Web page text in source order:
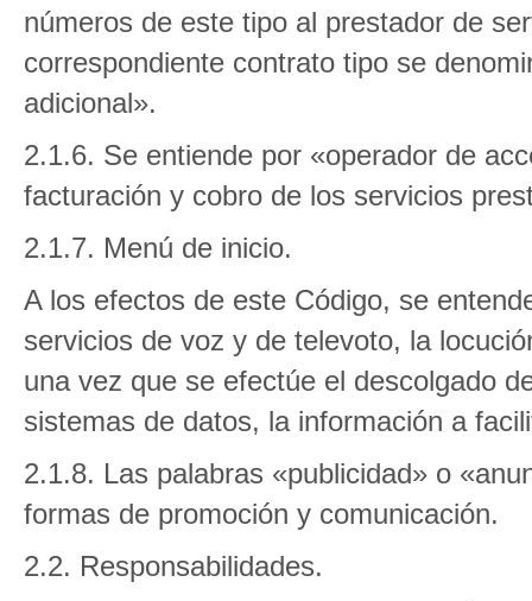
números de este tipo al prestador de
correspondiente contrato tipo se
adicional».
2.1.6. Se entiende por «operador de
facturación y cobro de los servicios
2.1.7. Menú de inicio.
A los efectos de este Código, se
servicios de voz y de televoto, la
una vez que se efectúe el descolgado
sistemas de datos, la información a
2.1.8. Las palabras «publicidad» o
formas de promoción y comunicación.
2.2. Responsabilidades.